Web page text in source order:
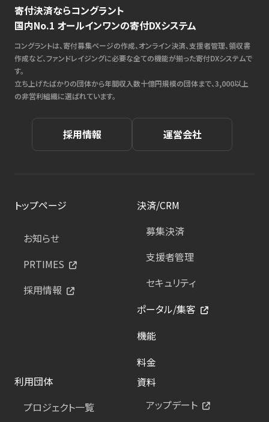
寄付決済ならコングラント
国内No.1 オールインワンの寄付DXシステム
コングラントは、寄付募集ページの作成、オンライン決済、支援者管理、領収書
作成など、ファンドレイジングに必要な全ての機能が揃った寄付DXシステムで
す。
立ち上げたばかりの団体から年間収入数十億円規模の団体まで、3,000以上
の非営利組織に選ばれています。
採用情報 運営会社
トップページ
お知らせ
PRTIMES
採用情報
決済/CRM
募集決済
支援者管理
セキュリティ
ポータル/集客
機能
料金
利用団体
プロジェクト一覧
資料
アップデート